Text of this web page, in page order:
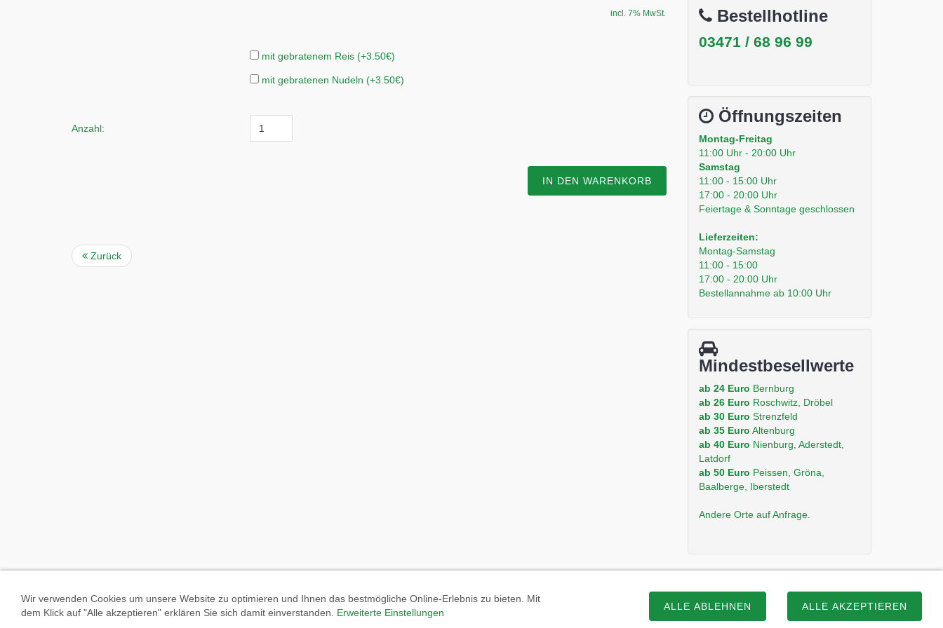
incl. 7% MwSt.
mit gebratenem Reis (+3.50€)
mit gebratenen Nudeln (+3.50€)
Anzahl:
IN DEN WARENKORB
Zurück
Bestellhotline
03471 / 68 96 99
Öffnungszeiten
Montag-Freitag
11:00 Uhr - 20:00 Uhr
Samstag
11:00 - 15:00 Uhr
17:00 - 20:00 Uhr
Feiertage & Sonntage geschlossen
Lieferzeiten:
Montag-Samstag
11:00 - 15:00
17:00 - 20:00 Uhr
Bestellannahme ab 10:00 Uhr
Mindestbesellwerte
ab 24 Euro Bernburg
ab 26 Euro Roschwitz, Dröbel
ab 30 Euro Strenzfeld
ab 35 Euro Altenburg
ab 40 Euro Nienburg, Aderstedt,
Latdorf
ab 50 Euro Peissen, Gröna,
Baalberge, Iberstedt
Andere Orte auf Anfrage.
Website erstellt von:
Wir verwenden Cookies um unsere Website zu optimieren und Ihnen das bestmögliche Online-Erlebnis zu bieten. Mit
dem Klick auf "Alle akzeptieren" erklären Sie sich damit einverstanden. Erweiterte Einstellungen
ALLE AKZEPTIEREN
ALLE ABLEHNEN